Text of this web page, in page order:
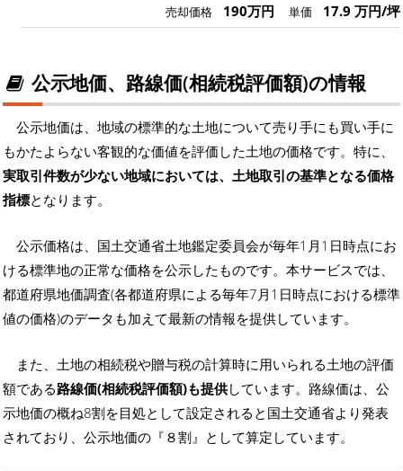
売却価格 190万円 単価 17.9 万円/坪
公示地価、路線価(相続税評価額)の情報
公示地価は、地域の標準的な土地について売り手にも買い手に
もかたよらない客観的な価値を評価した土地の価格です。特に、
実取引件数が少ない地域においては、土地取引の基準となる価格
指標となります。
公示価格は、国土交通省土地鑑定委員会が毎年1月1日時点にお
ける標準地の正常な価格を公示したものです。本サービスでは、
都道府県地価調査(各都道府県による毎年7月1日時点における標準
値の価格)のデータも加えて最新の情報を提供しています。
また、土地の相続税や贈与税の計算時に用いられる土地の評価
額である路線価(相続税評価額)も提供しています。路線価は、公
示地価の概ね8割を目処として設定されると国土交通省より発表
されており、公示地価の『８割』として算定しています。